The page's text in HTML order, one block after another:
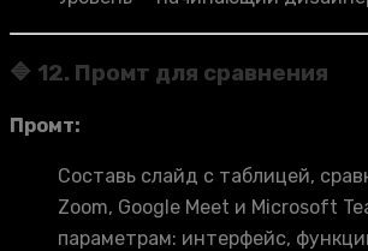
🔷 12. Промт для сравнения
Промт:
Составь слайд с таблицей,
Zoom, Google Meet и Microsoft
параметрам: интерфейс,